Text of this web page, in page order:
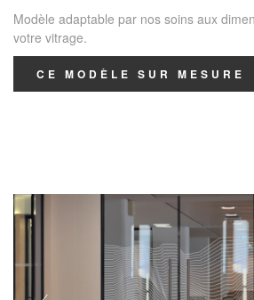
Modèle adaptable par nos soins aux
votre vitrage.
CE MODÈLE SUR MESURE